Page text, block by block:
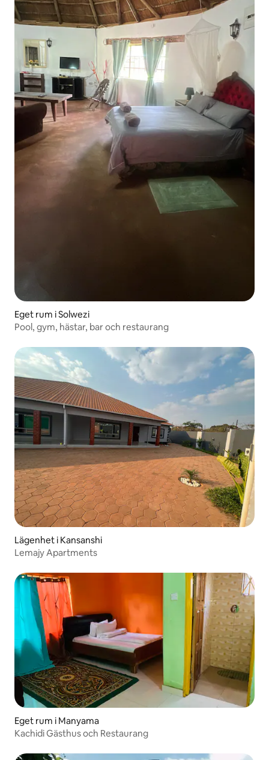
Eget rum i Solwezi
Pool, gym, hästar, bar och restaurang
Lägenhet i Kansanshi
Lemajy Apartments
Eget rum i Manyama
Kachidi Gästhus och Restaurang